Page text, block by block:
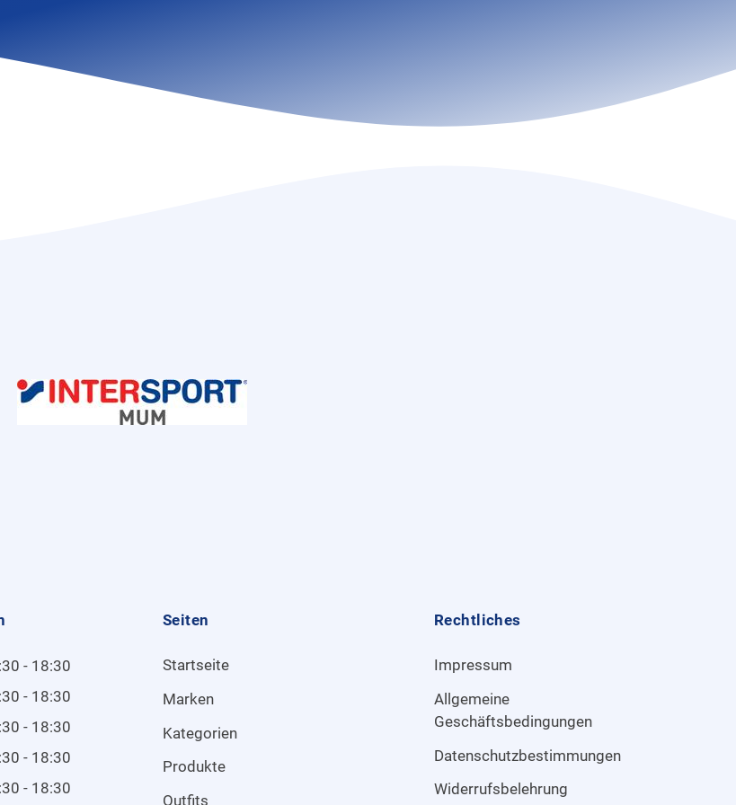
- 18:30
- 18:30
- 18:30
- 18:30
- 18:30
Seiten
Startseite
Marken
Kategorien
Produkte
Outfits
Rechtliches
Impressum
Allgemeine
Geschäftsbedingungen
Datenschutzbestimmungen
Widerrufsbelehrung